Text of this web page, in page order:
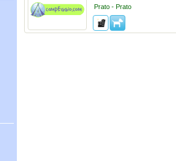
Prato - Prato